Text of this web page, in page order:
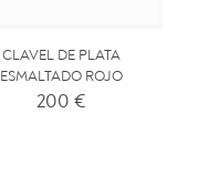
CLAVEL DE PLATA
ESMALTADO ROJO
200 €